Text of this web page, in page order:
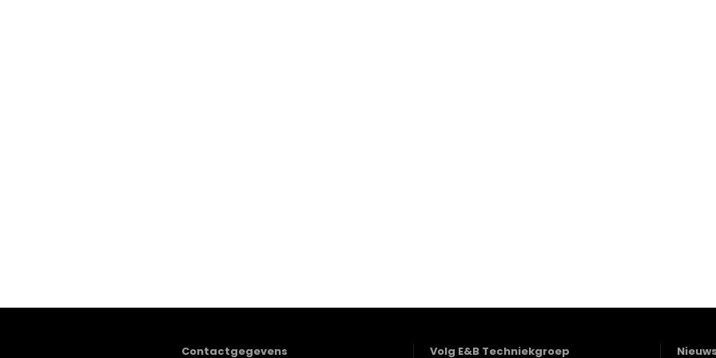
Contactgegevens Volg E&B Techniekgroep